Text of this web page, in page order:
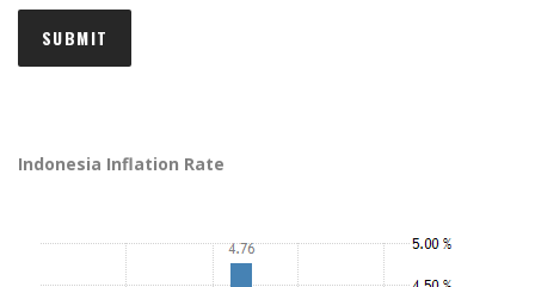
Indonesia Inflation Rate